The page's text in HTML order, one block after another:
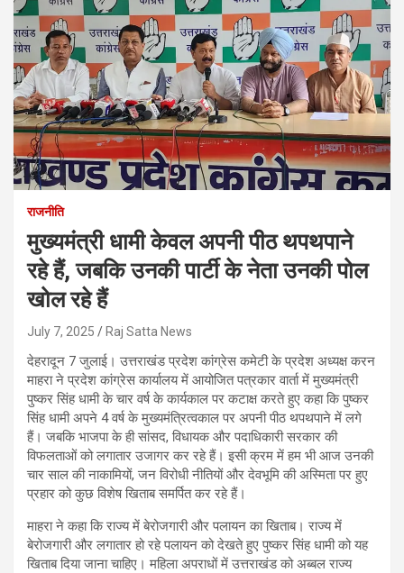
राजनीति
मुख्यमंत्री धामी केवल अपनी पीठ थपथपाने
रहे हैं, जबकि उनकी पार्टी के नेता उनकी पोल
खोल रहे हैं
July 7, 2025 Raj Satta News
देहरादून 7 जुलाई। उत्तराखंड प्रदेश कांग्रेस कमेटी के प्रदेश अध्यक्ष करन
माहरा ने प्रदेश कांग्रेस कार्यालय में आयोजित पत्रकार वार्ता में मुख्यमंत्री
पुष्कर सिंह धामी के चार वर्ष के कार्यकाल पर कटाक्ष करते हुए कहा कि पुष्कर
सिंह धामी अपने 4 वर्ष के मुख्यमंत्रित्वकाल पर अपनी पीठ थपथपाने में लगे
हैं। जबकि भाजपा के ही सांसद, विधायक और पदाधिकारी सरकार की
विफलताओं को लगातार उजागर कर रहे हैं। इसी क्रम में हम भी आज उनकी
चार साल की नाकामियों, जन विरोधी नीतियों और देवभूमि की अस्मिता पर हुए
प्रहार को कुछ विशेष खिताब समर्पित कर रहे हैं।
माहरा ने कहा कि राज्य में बेरोजगारी और पलायन का खिताब। राज्य में
बेरोजगारी और लगातार हो रहे पलायन को देखते हुए पुष्कर सिंह धामी को यह
खिताब दिया जाना चाहिए। महिला अपराधों में उत्तराखंड को अब्बल राज्य